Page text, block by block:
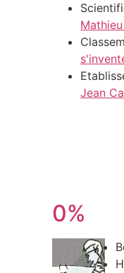
Jean
0%